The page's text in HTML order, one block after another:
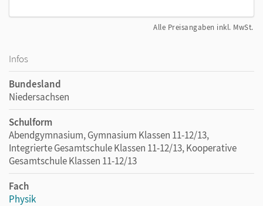
Alle Preisangaben inkl. MwSt.
Infos
Bundesland
Niedersachsen
Schulform
Abendgymnasium, Gymnasium Klassen 11-12/13,
Integrierte Gesamtschule Klassen 11-12/13, Kooperative
Gesamtschule Klassen 11-12/13
Fach
Physik